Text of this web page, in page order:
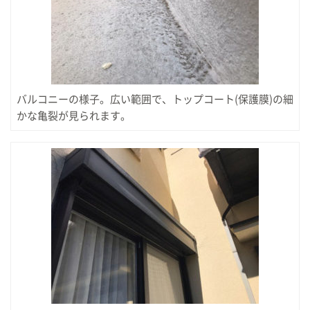
バルコニーの様子。広い範囲で、トップコート(保護膜)の細
かな亀裂が見られます。